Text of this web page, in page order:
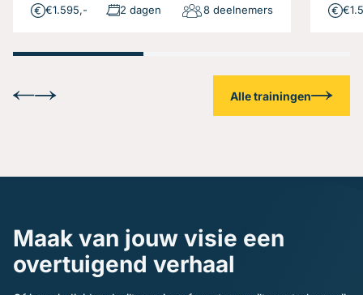
€1.595,- 2 dagen 8 deelnemers
Alle trainingen
Maak van jouw visie een
overtuigend verhaal